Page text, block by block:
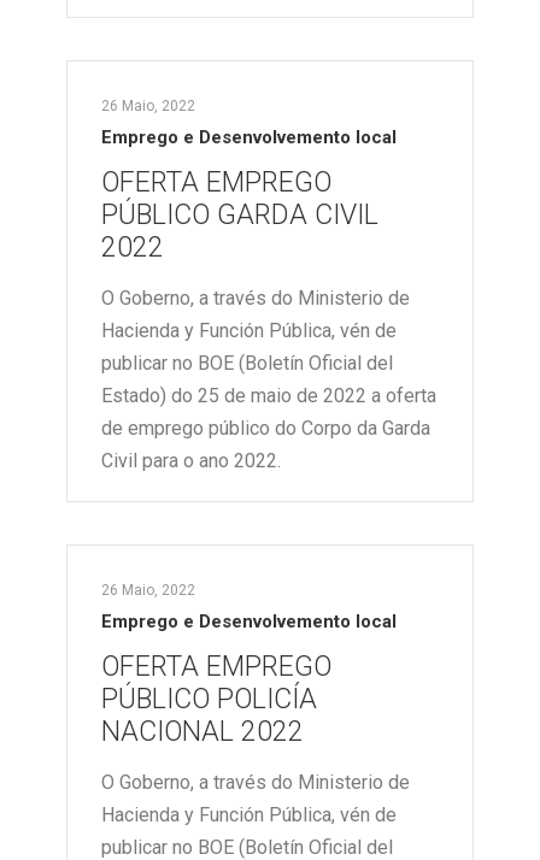
26 Maio, 2022
Emprego e Desenvolvemento local
OFERTA EMPREGO
PÚBLICO GARDA CIVIL
2022
O Goberno, a través do Ministerio de
Hacienda y Función Pública, vén de
publicar no BOE (Boletín Oficial del
Estado) do 25 de maio de 2022 a oferta
de emprego público do Corpo da Garda
Civil para o ano 2022.
26 Maio, 2022
Emprego e Desenvolvemento local
OFERTA EMPREGO
PÚBLICO POLICÍA
NACIONAL 2022
O Goberno, a través do Ministerio de
Hacienda y Función Pública, vén de
publicar no BOE (Boletín Oficial del